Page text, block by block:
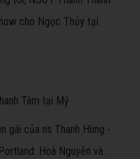
cho Ngọc Thủy tại
gái của ns Thanh Hùng -
Hoà Nguyễn và